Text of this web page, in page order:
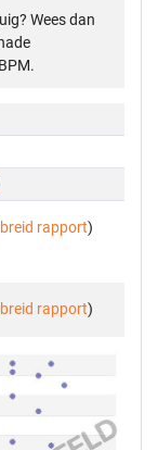
Wees dan
rapport)
rapport)